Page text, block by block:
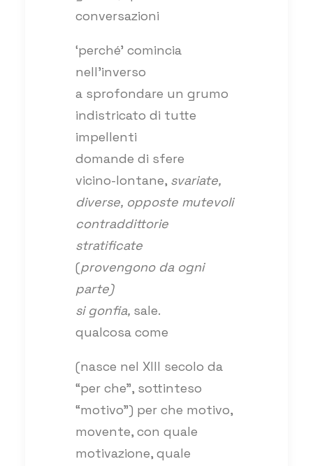
conversazioni
‘perché’ comincia
nell’inverso
a sprofondare un grumo
indistricato di tutte
impellenti
domande di sfere
vicino-lontane, svariate,
diverse, opposte mutevoli
contraddittorie
stratificate
(provengono da ogni
parte)
si gonfia, sale.
qualcosa come
(nasce nel XIII secolo da
“per che”, sottinteso
“motivo”) per che motivo,
movente, con quale
motivazione, quale